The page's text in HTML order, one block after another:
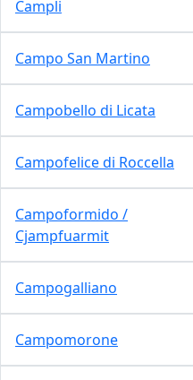
Campli
Campo San Martino
Campobello di Licata
Campofelice di Roccella
Campoformido /
Cjampfuarmit
Campogalliano
Campomorone